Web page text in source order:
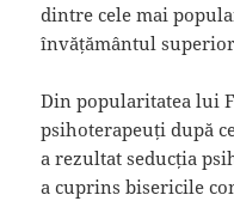
dintre cele mai
învățământul
Din popularitatea lui
psihoterapeuți după
a rezultat seducția
a cuprins bisericile